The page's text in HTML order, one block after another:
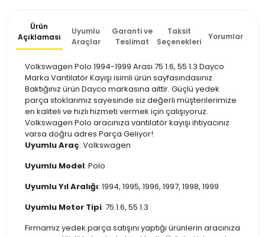
Ürün
Açıklaması
Uyumlu
Araçlar
Garanti ve
Teslimat
Taksit
Seçenekleri
Yorumlar
Volkswagen Polo 1994-1999 Arası 75 1.6, 55 1.3 Dayco
Marka Vantilatör Kayışı isimli ürün sayfasındasınız.
Baktığınız ürün Dayco markasına aittir. Güçlü yedek
parça stoklarımız sayesinde siz değerli müşterilerimize
en kaliteli ve hızlı hizmeti vermek için çalışıyoruz.
Volkswagen Polo aracınıza vantilatör kayışı ihtiyacınız
varsa doğru adres Parça Geliyor!
Uyumlu Araç: Volkswagen
Uyumlu Model: Polo
Uyumlu Yıl Aralığı: 1994, 1995, 1996, 1997, 1998, 1999
Uyumlu Motor Tipi: 75 1.6, 55 1.3
Firmamız yedek parça satışını yaptığı ürünlerin aracınıza